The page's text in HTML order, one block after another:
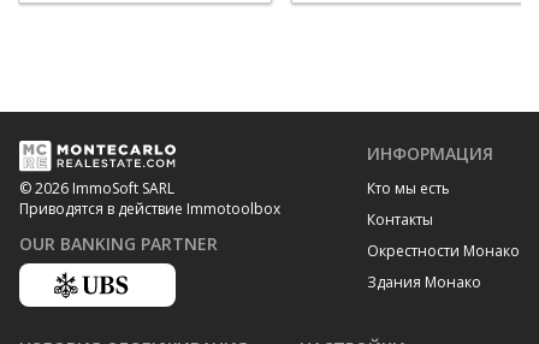
© 2026 ImmoSoft SARL
Приводятся в действие Immotoolbox
OUR BANKING PARTNER
ИНФОРМАЦИЯ
Кто мы есть
Контакты
Окрестности Монако
Здания Монако